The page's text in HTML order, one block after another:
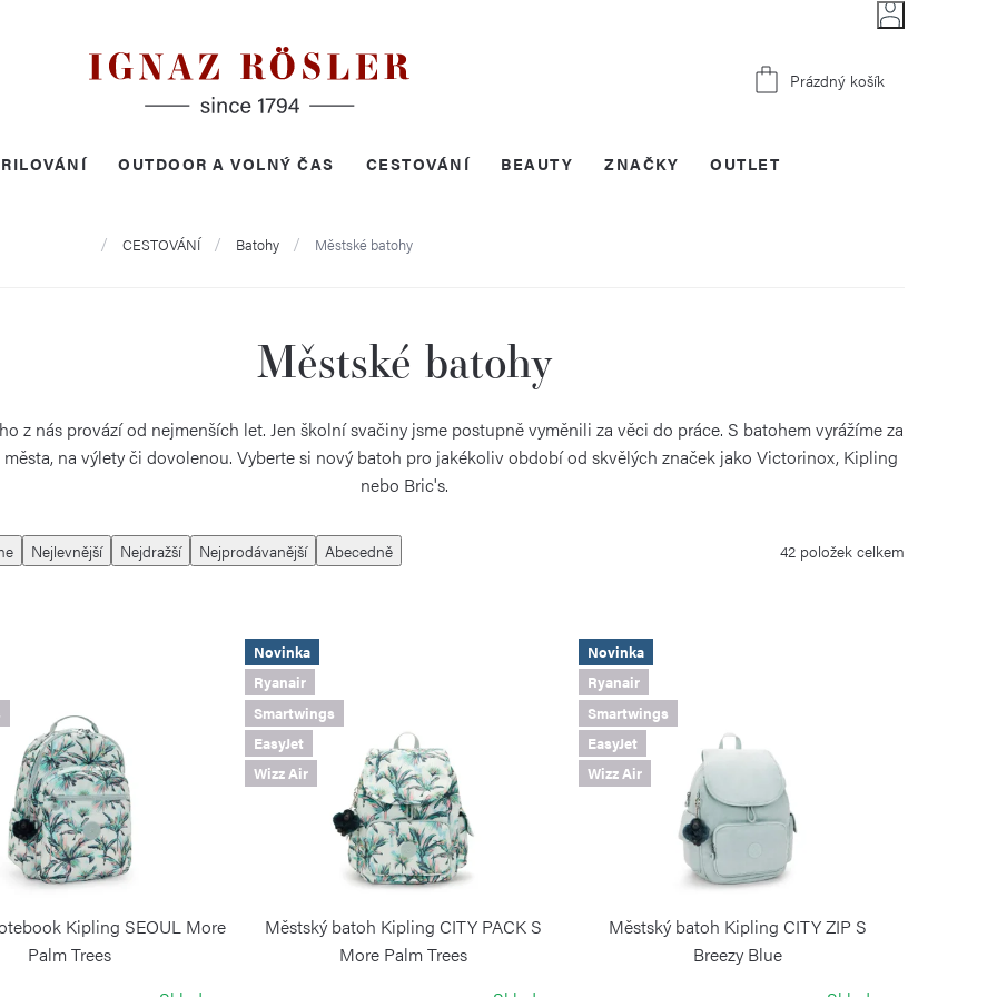
Nákupní
Prázdný košík
OUTDOOR A VOLNÝ ČAS CESTOVÁNÍ BEAUTY OUTLET
ZNAČKY
DomůCESTOVÁNÍ Batohy Městské batohy
Městské batohy
z nás provází od nejmenších let. Jen školní svačiny jsme postupně vyměnili za věci do práce. S batohem vyrážíme za
na výlety či dovolenou. Vyberte si nový batoh pro jakékoliv období od skvělých značek jako Victorinox, Kipling
nebo Bric's.
Nejlevnější Nejdražší Nejprodávanější Abecedně 42 položek celkem
Kipling SEOUL More
Palm Trees
Novinka
Ryanair
Smartwings
EasyJet
Wizz Air
Městský batoh Kipling CITY PACK S
More Palm Trees
Novinka
Ryanair
Smartwings
EasyJet
Wizz Air
Městský batoh Kipling CITY ZIP S
Breezy Blue